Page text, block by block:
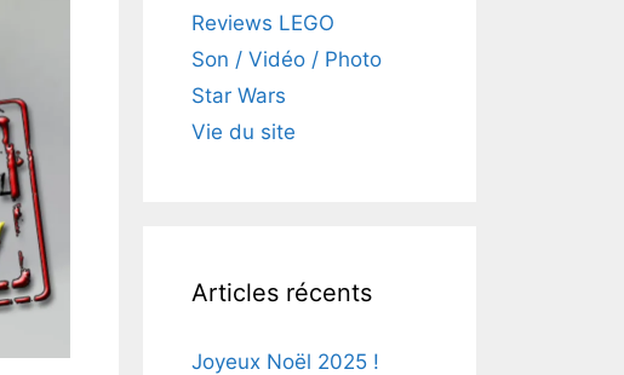
Reviews LEGO
Son / Vidéo / Photo
Star Wars
Vie du site
Articles récents
Joyeux Noël 2025 !